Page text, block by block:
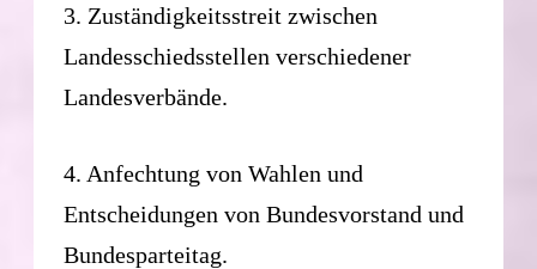
3. Zuständigkeitsstreit zwischen
Landesschiedsstellen verschiedener
Landesverbände.
4. Anfechtung von Wahlen und
Entscheidungen von Bundesvorstand und
Bundesparteitag.